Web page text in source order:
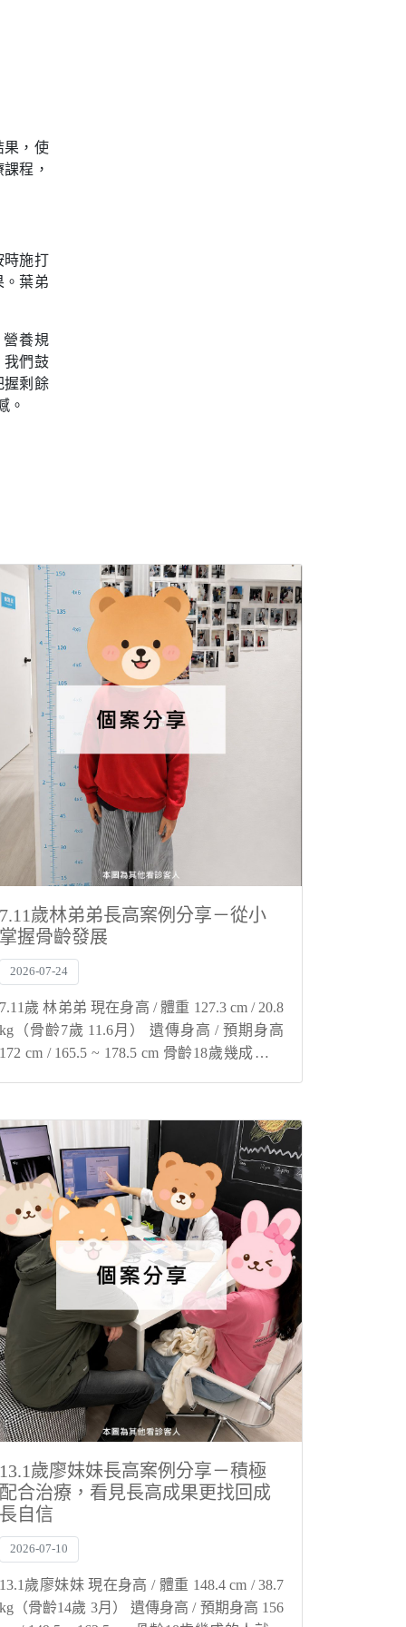
果，使
程，
時施打
。葉弟
養規
我們鼓
握剩餘
。
7.11歲林弟弟長高案例分享－從小
掌握骨齡發展
2026-07-24
7.11歲 林弟弟 現在身高 / 體重 127.3 cm / 20.8
kg（骨齡7歲 11.6月） 遺傳身高 / 預期身高
172 cm / 165.5 ~ 178.5 cm 骨齡18歲幾成的人
13.1歲廖妹妹長高案例分享－積極
配合治療，看見長高成果更找回成
長自信
2026-07-10
13.1歲廖妹妹 現在身高 / 體重 148.4 cm / 38.7
kg（骨齡14歲 3月） 遺傳身高 / 預期身高 156